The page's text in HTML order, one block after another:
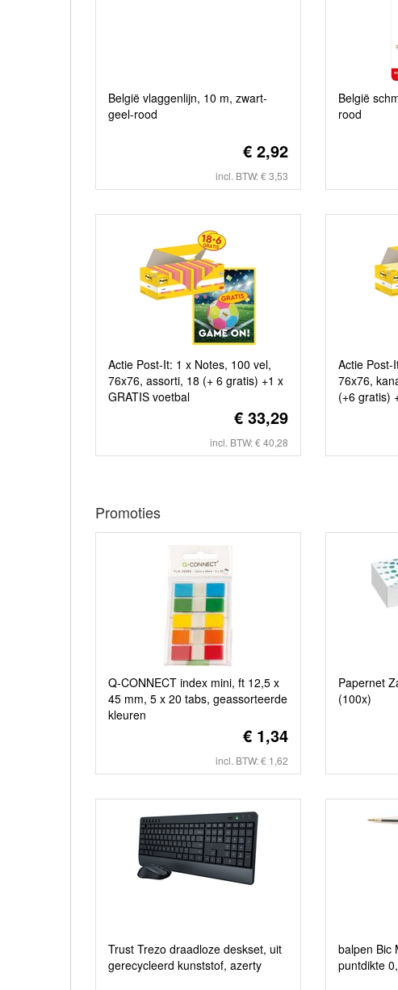
België vlaggenlijn, 10 m, zwart-
geel-rood
€ 2,92
incl. BTW: € 3,53
België
rood
Actie Post-It: 1 x Notes, 100 vel,
76x76, assorti, 18 (+ 6 gratis) +1 x
GRATIS voetbal
€ 33,29
incl. BTW: € 40,28
Actie Post-
76x76,
(+6 gratis)
Promoties
Q-CONNECT index mini, ft 12,5 x
45 mm, 5 x 20 tabs, geassorteerde
kleuren
€ 1,34
incl. BTW: € 1,62
Papernet
(100x)
Trust Trezo draadloze deskset, uit
gerecycleerd kunststof, azerty
balpen Bic
puntdikte